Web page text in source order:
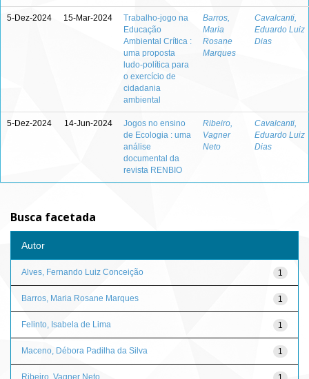
5-Dez-2024 15-Mar-2024
Trabalho-jogo na
Educação
Ambiental Crítica :
uma proposta
ludo-política para
o exercício de
cidadania
ambiental
Barros,
Maria
Rosane
Marques
Cavalcanti,
Eduardo Luiz
Dias
5-Dez-2024 14-Jun-2024
Jogos no ensino
de Ecologia : uma
análise
documental da
revista RENBIO
Ribeiro,
Vagner
Neto
Cavalcanti,
Eduardo Luiz
Dias
Busca facetada
Autor
1
Alves, Fernando Luiz Conceição
1
Barros, Maria Rosane Marques
1
Felinto, Isabela de Lima
1
Maceno, Débora Padilha da Silva
Ribeiro, Vagner Neto